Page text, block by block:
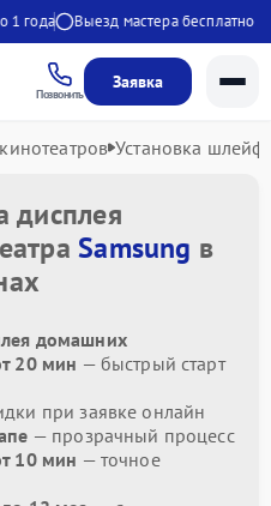
года Выезд мастера бесплатно
Позвонить
Заявка
Установка
дисплея
Samsung в
домашних
20 мин — быстрый старт
при заявке онлайн
— прозрачный процесс
10 мин — точное